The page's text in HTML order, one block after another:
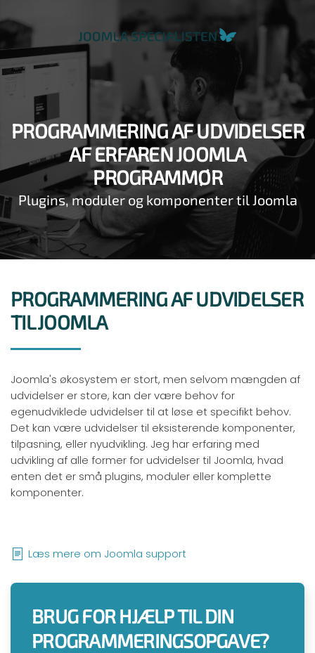
PROGRAMMERING AF UDVIDELSER
AF ERFAREN JOOMLA
PROGRAMMØR
Plugins, moduler og komponenter til Joomla
PROGRAMMERING AF UDVIDELSER
TIL JOOMLA
Joomla's økosystem er stort, men selvom mængden af
udvidelser er store, kan der være behov for
egenudviklede udvidelser til at løse et specifikt behov.
Det kan være udvidelser til eksisterende komponenter,
tilpasning, eller nyudvikling. Jeg har erfaring med
udvikling af alle former for udvidelser til Joomla, hvad
enten det er små plugins, moduler eller komplette
komponenter.
Læs mere om Joomla support
BRUG FOR HJÆLP TIL DIN
PROGRAMMERINGSOPGAVE?